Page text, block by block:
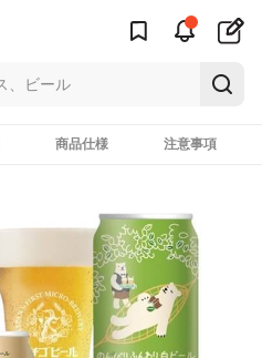
商品仕様 注意事項